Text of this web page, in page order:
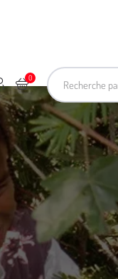
Recherche
0
Ajouter au panier
Mon compte